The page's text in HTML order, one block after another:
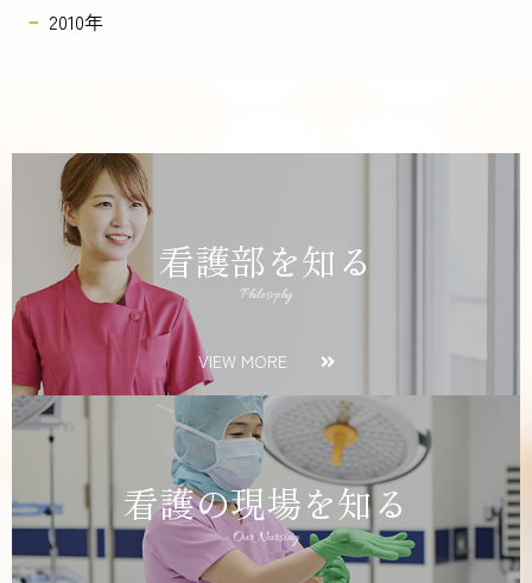
2010年
看護部を知る
Philosophy
VIEW MORE
看護の現場を知る
Our Nursing